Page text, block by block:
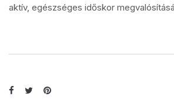
aktív, egészséges időskor